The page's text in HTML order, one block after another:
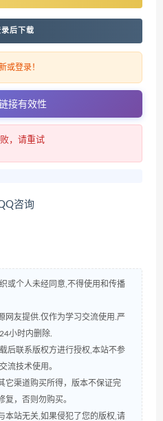
录后下载
或登录！
接有效性
，请重试
咨询
或个人未经同意,不得使用和传播
网友提供.仅作为学习交流使用.严
小时内删除.
后联系版权方进行授权,本站不参
流技术使用。
它渠道购买所得，版本不保证完
复，否则勿购买。
本站无关,如果侵犯了您的版权,请